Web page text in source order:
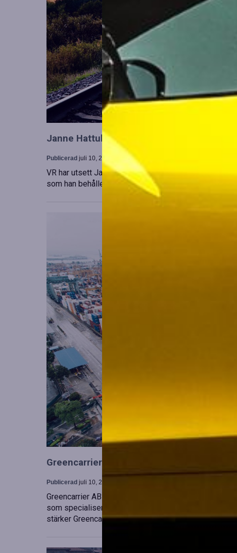
Janne Hattula tillträder som ny ledare för
Publicerad juli 10, 2026
VR har utsett Janne Hattula att leda verksamheten
som han behåller sitt ansvar i Finland. Detta sker i
Greencarrier utökar sin verksamhet genom
Publicerad juli 10, 2026
Greencarrier AB har förvärvat en majoritetsandel i
som specialiserar sig på försäljning, uthyrning och
stärker Greencarriers ställning inom containersektorn